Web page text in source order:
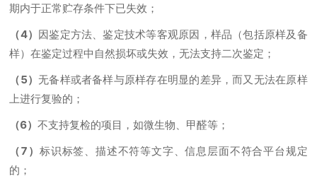
期内于正常贮存条件下已失效；
（4） 因鉴定方法、鉴定技术等客观原因，样品（包括原样及备
样）在鉴定过程中自然损坏或失效，无法支持二次鉴定；
（5）无备样或者备样与原样存在明显的差异，而又无法在原样
上进行复验的；
（6）不支持复检的项目，如微生物、甲醛等；
（7） 标识标签、描述不符等文字、信息层面不符合平台规定
的；